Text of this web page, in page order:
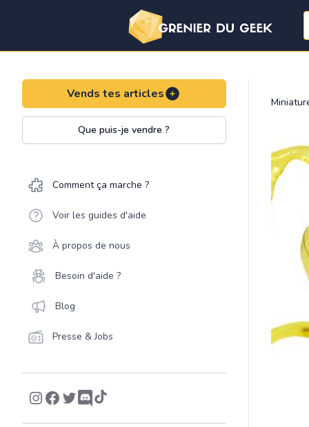
Vends tes articles
Que puis-je vendre ?
Comment ça marche ?
Voir les guides d'aide
À propos de nous
Besoin d'aide ?
Blog
Presse & Jobs